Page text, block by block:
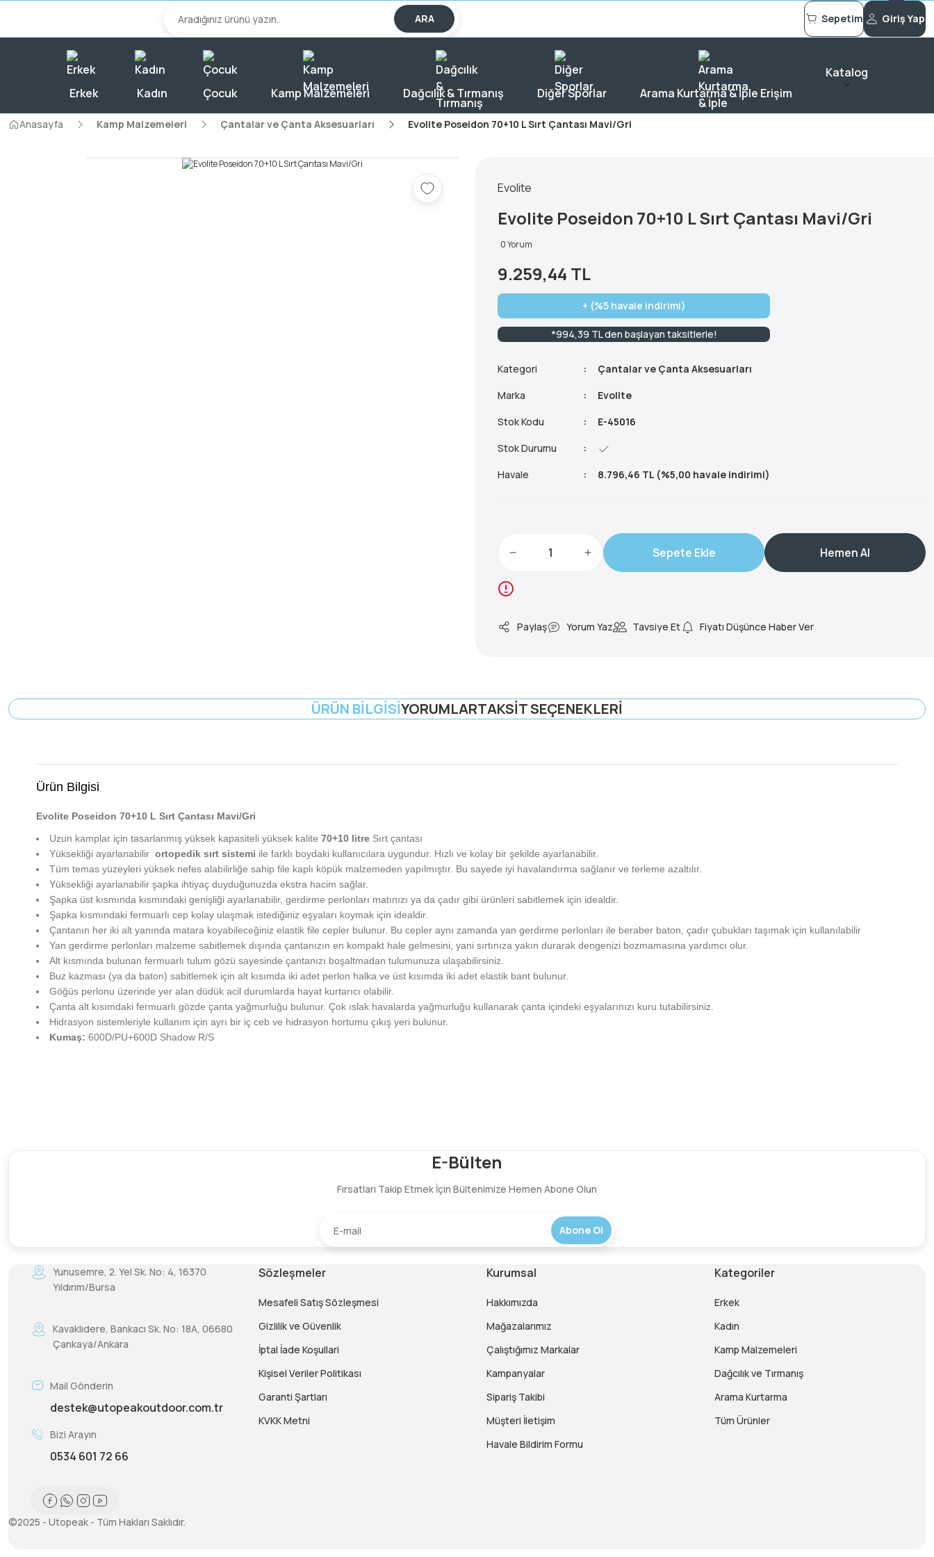
2000 TL Üzeri Alışverişlerde KARGO BEDAVA!
ARA Sepetim Giriş Yap
Erkek Kadın Çocuk Kamp Malzemeleri Dağcılık & Tırmanış Diğer Sporlar Arama Kurtarma & İple Erişim
Katalog
Anasayfa Kamp Malzemeleri Çantalar ve Çanta Aksesuarları Evolite Poseidon 70+10 L Sırt Çantası Mavi/Gri
Evolite
Evolite Poseidon 70+10 L Sırt Çantası Mavi/Gri
0 Yorum
9.259,44 TL
+ (%5 havale indirimi)
*994,39 TL den başlayan taksitlerle!
Kategori
Çantalar ve Çanta Aksesuarları
Marka
Evolite
Stok Kodu
E-45016
Stok Durumu
Havale
8.796,46 TL (%5,00 havale indirimi)
Sepete Ekle Hemen Al
Paylaş Yorum Yaz Tavsiye Et Fiyatı Düşünce Haber Ver
ÜRÜN BILGISIYORUMLARTAKSIT SEÇENEKLERI
Ürün Bilgisi
Evolite Poseidon 70+10 L Sırt Çantası Mavi/Gri
Uzun kamplar için tasarlanmış yüksek kapasiteli yüksek kalite 70+10 litre Sırt çantası
Yüksekliği ayarlanabilir ortopedik sırt sistemi ile farklı boydaki kullanıcılara uygundur. Hızlı ve kolay bir şekilde ayarlanabilir.
Tüm temas yüzeyleri yüksek nefes alabilirliğe sahip file kaplı köpük malzemeden yapılmıştır. Bu sayede iyi havalandırma sağlanır ve terleme azaltılır.
Yüksekliği ayarlanabilir şapka ihtiyaç duyduğunuzda ekstra hacim sağlar.
Şapka üst kısmında kısmındaki genişliği ayarlanabilir, gerdirme perlonları matınızı ya da çadır gibi ürünleri sabitlemek için idealdir.
Şapka kısmındaki fermuarlı cep kolay ulaşmak istediğiniz eşyaları koymak için idealdir.
Çantanın her iki alt yanında matara koyabileceğiniz elastik file cepler bulunur. Bu cepler aynı zamanda yan gerdirme perlonları ile beraber baton, çadır çubukları taşımak için kullanılabilir
Yan gerdirme perlonları malzeme sabitlemek dışında çantanızın en kompakt hale gelmesini, yani sırtınıza yakın durarak dengenizi bozmamasına yardımcı olur.
Alt kısmında bulunan fermuarlı tulum gözü sayesinde çantanızı boşaltmadan tulumunuza ulaşabilirsiniz.
Buz kazması (ya da baton) sabitlemek için alt kısımda iki adet perlon halka ve üst kısımda iki adet elastik bant bulunur.
Göğüs perlonu üzerinde yer alan düdük acil durumlarda hayat kurtarıcı olabilir.
Çanta alt kısımdaki fermuarlı gözde çanta yağmurluğu bulunur. Çok ıslak havalarda yağmurluğu kullanarak çanta içindeki eşyalarınızı kuru tutabilirsiniz.
Hidrasyon sistemleriyle kullanım için ayrı bir iç ceb ve hidrasyon hortumu çıkış yeri bulunur.
Kumaş: 600D/PU+600D Shadow R/S
Yorum Yaz
E-Bülten
Fırsatları Takip Etmek İçin Bültenimize Hemen Abone Olun
Abone Ol
Yunusemre, 2. Yel Sk. No: 4, 16370
Yıldırım/Bursa
Kavaklıdere, Bankacı Sk. No: 18A, 06680
Çankaya/Ankara
Mail Gönderin
destek@utopeakoutdoor.com.tr
Bizi Arayın
0534 601 72 66
Sözleşmeler
Mesafeli Satış Sözleşmesi
Gizlilik ve Güvenlik
İptal İade Koşullari
Kişisel Veriler Politikası
Garanti Şartları
KVKK Metni
Kurumsal
Hakkımızda
Mağazalarımız
Çalıştığımız Markalar
Kampanyalar
Sipariş Takibi
Müşteri İletişim
Havale Bildirim Formu
Kategoriler
Erkek
Kadın
Kamp Malzemeleri
Dağcılık ve Tırmanış
Arama Kurtarma
Tüm Ürünler
©2025 - Utopeak - Tüm Hakları Saklıdır.